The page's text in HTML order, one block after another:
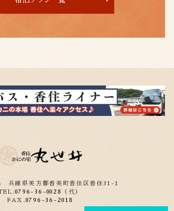
兵庫県美方郡香美町香住区香住31-1
0796-36-0028
（代）
FAX.0796-36-2018